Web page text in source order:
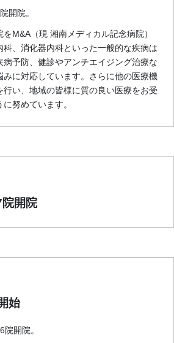
開院。
をM&A（現 湘南メディカル記念病院）
科、消化器内科といった一般的な疾病は
病予防、健診やアンチエイジング治療な
みに対応しています。さらに他の医療機
行い、地域の皆様に質の良い医療をお受
努めています。
開院
始
開院。